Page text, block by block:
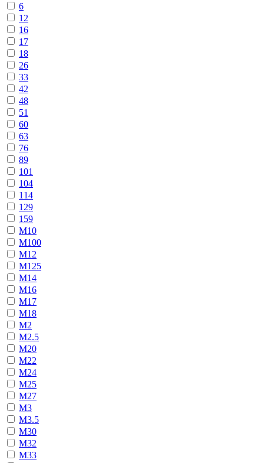
6
12
16
17
18
26
33
42
48
51
60
63
76
89
101
104
114
129
159
М10
М100
М12
М125
М14
М16
М17
М18
М2
М2.5
М20
М22
М24
М25
М27
М3
М3.5
М30
М32
М33